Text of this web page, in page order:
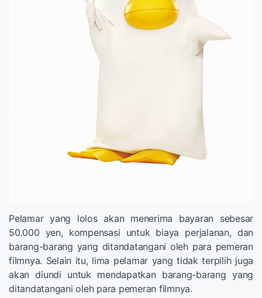
Pelamar yang lolos akan menerima bayaran sebesar
50.000 yen, kompensasi untuk biaya perjalanan, dan
barang-barang yang ditandatangani oleh para pemeran
filmnya. Selain itu, lima pelamar yang tidak terpilih juga
akan diundi untuk mendapatkan barang-barang yang
ditandatangani oleh para pemeran filmnya.